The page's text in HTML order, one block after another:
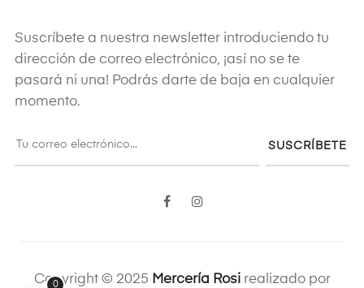
Suscríbete a nuestra newsletter introduciendo tu
dirección de correo electrónico, ¡así no se te
pasará ni una! Podrás darte de baja en cualquier
momento.
SUSCRÍBETE
Facebook
Copyright © 2025 Mercería Rosirealizado por
0